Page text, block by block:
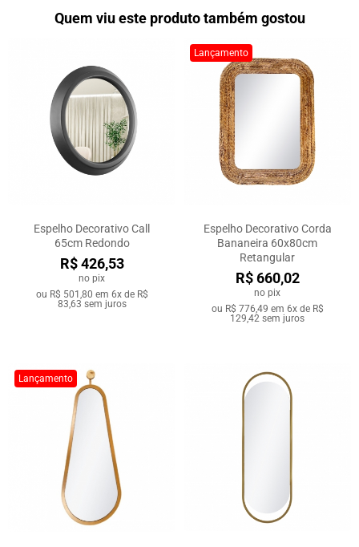
Quem viu este produto também gostou
Espelho Decorativo Call
65cm Redondo
R$ 426,53
no pix
ou R$ 501,80 em 6x de R$
83,63 sem juros
Lançamento
Espelho Decorativo Corda
Bananeira 60x80cm
Retangular
R$ 660,02
no pix
ou R$ 776,49 em 6x de R$
129,42 sem juros
Lançamento